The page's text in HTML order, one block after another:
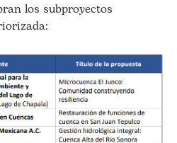
los subproyectos